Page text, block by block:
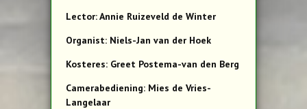
Lector: Annie Ruizeveld de Winter
Organist: Niels-Jan van der Hoek
Kosteres: Greet Postema-van den Berg
Camerabediening: Mies de Vries-
Langelaar